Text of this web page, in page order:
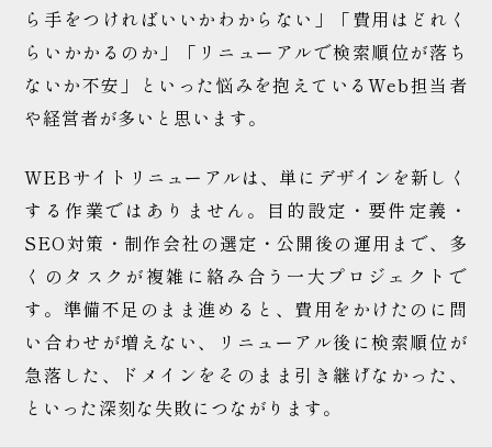
ら手をつければいいかわからない」「費用はどれく
らいかかるのか」「リニューアルで検索順位が落ち
ないか不安」といった悩みを抱えているWeb担当者
や経営者が多いと思います。
WEBサイトリニューアルは、単にデザインを新しく
する作業ではありません。目的設定・要件定義・
SEO対策・制作会社の選定・公開後の運用まで、多
くのタスクが複雑に絡み合う一大プロジェクトで
す。準備不足のまま進めると、費用をかけたのに問
い合わせが増えない、リニューアル後に検索順位が
急落した、ドメインをそのまま引き継げなかった、
といった深刻な失敗につながります。